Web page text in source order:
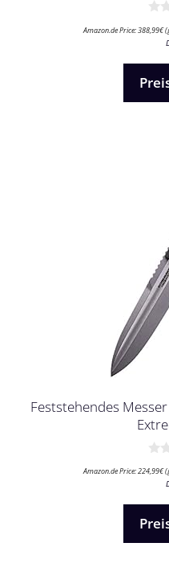
v
Amazon.de Price:388,99€
Feststehendes
v
Amazon.de Price:224,99€